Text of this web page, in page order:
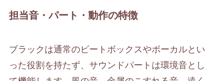
担当音・パート・動作の特徴
ブラックは通常のビートボックスやボーカルとい
った役割を持たず、サウンドパートは環境音とし